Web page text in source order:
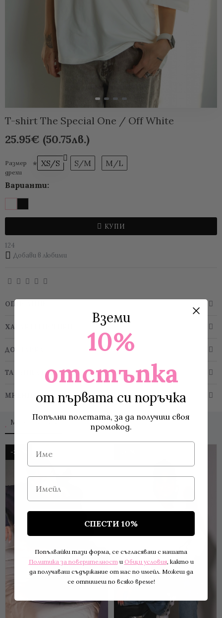
T-shirt The Special One / Off White
25.95€ (50.75лв.)
Размер
дрехи
XS/S S/M M/L
Варианти:
КУПИ
124
Добави в любими
ОПИСАНИЕ
ХАРАКТЕРИСТИКИ
ДОСТАВКА
ТАБЛИЦА РАЗМЕРИ
МНЕНИЯ
MORE TO LOVE
-20 %
Вземи
10%
отстъпка
от първата си поръчка
Попълни полетата, за да получиш своя
промокод.
Име
Имейл
СПЕСТИ 10%
Попълвайки тази форма, се съгласяваш с нашата
Политика за поверителност и Общи условия, както и
да получаваш съдържание от нас по имейл. Можеш да
се отпишеш по всяко време!